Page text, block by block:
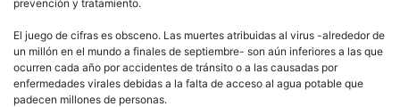
prevención y tratamiento.
El juego de cifras es obsceno. Las muertes atribuidas al virus -alrededor de
un millón en el mundo a finales de septiembre- son aún inferiores a las que
ocurren cada año por accidentes de tránsito o a las causadas por
enfermedades virales debidas a la falta de acceso al agua potable que
padecen millones de personas.